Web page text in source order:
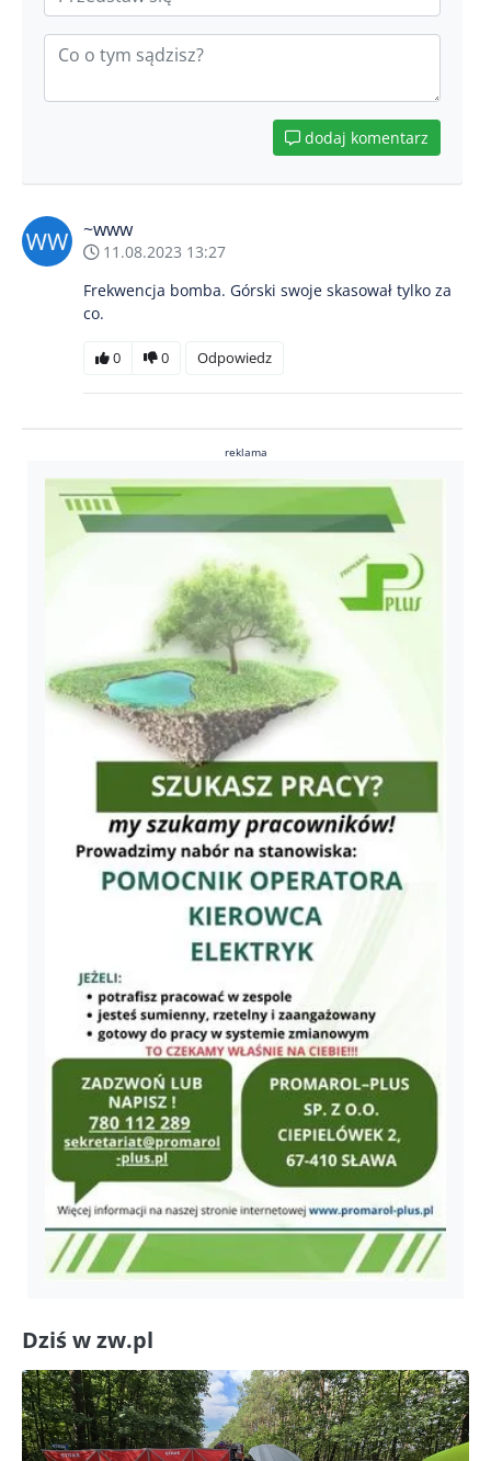
dodaj komentarz
~www
11.08.2023 13:27
Frekwencja bomba. Górski swoje skasował tylko za
co.
0 0 Odpowiedz
reklama
Dziś w zw.pl